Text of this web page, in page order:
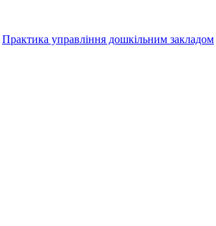
Практика управління дошкільним закладом